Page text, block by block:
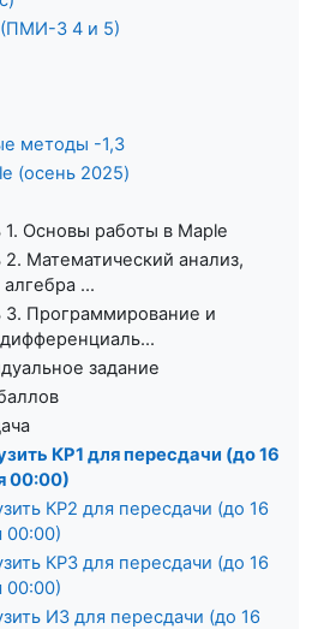
3 4 и 5)
методы -1,3
(осень 2025)
Основы работы в Maple
Математический анализ,
...
3. Программирование и
задание
КР1 для пересдачи (до 16
00:00)
КР2 для пересдачи (до 16
00:00)
КР3 для пересдачи (до 16
00:00)
ИЗ для пересдачи (до 16